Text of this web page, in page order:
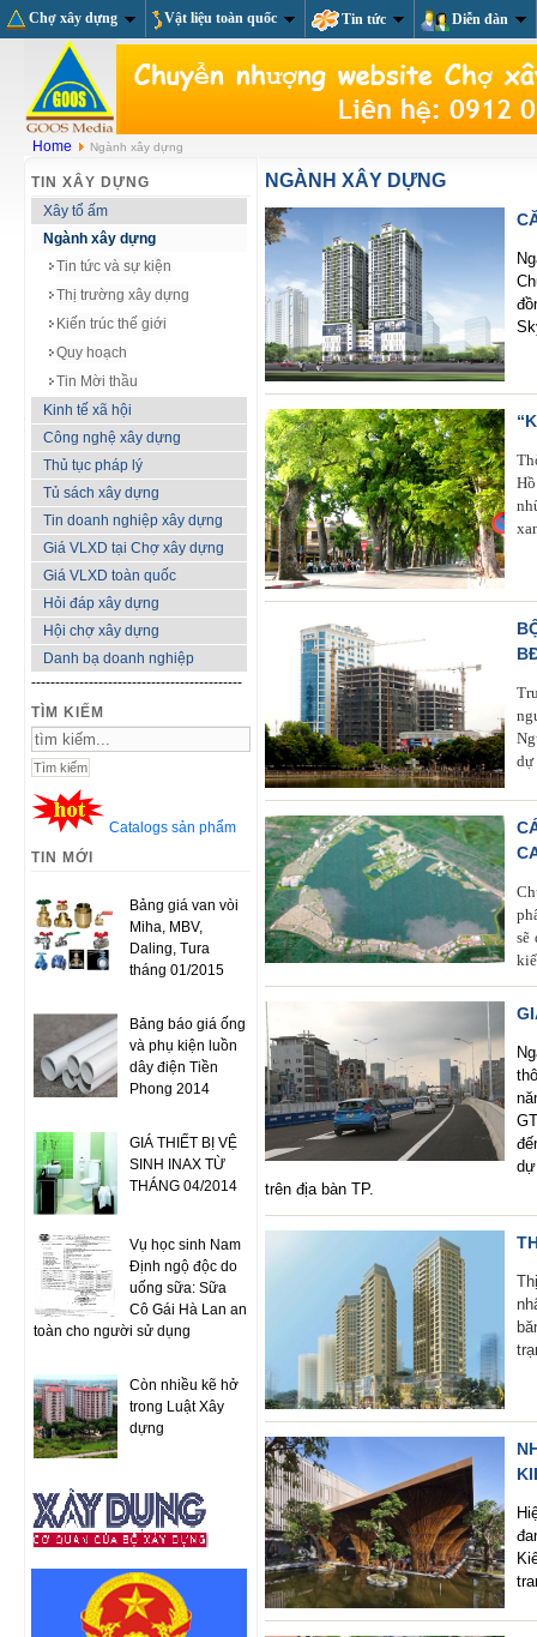
Chợ xây dựng Vật liệu toàn quốc Tin tức Diễn đàn
Home Ngành xây dựng
TIN XÂY DỰNG
Xây tổ ấm
Ngành xây dựng
Tin tức và sự kiện
Thị trường xây dựng
Kiến trúc thế giới
Quy hoạch
Tin Mời thầu
Kinh tế xã hội
Công nghệ xây dựng
Thủ tục pháp lý
Tủ sách xây dựng
Tin doanh nghiệp xây dựng
Giá VLXD tại Chợ xây dựng
Giá VLXD toàn quốc
Hỏi đáp xây dựng
Hội chợ xây dựng
Danh bạ doanh nghiệp
--------------------------------------------
TÌM KIẾM
Catalogs sản phẩm
TIN MỚI
Bảng giá van vòi
Miha, MBV,
Daling, Tura
tháng 01/2015
Bảng báo giá ống
và phụ kiện luồn
dây điện Tiền
Phong 2014
GIÁ THIẾT BỊ VỆ
SINH INAX TỪ
THÁNG 04/2014
Vụ học sinh Nam
Định ngộ độc do
uống sữa: Sữa
Cô Gái Hà Lan an
toàn cho người sử dụng
Còn nhiều kẽ hở
trong Luật Xây
dựng
NGÀNH XÂY DỰNG
dự
sẽ
trên địa bàn TP.